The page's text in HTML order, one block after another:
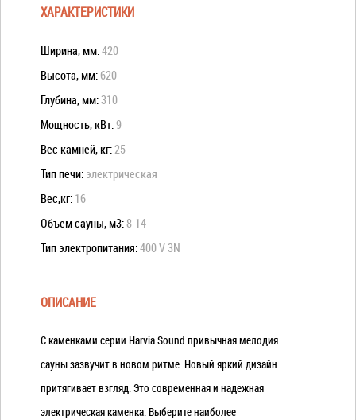
ХАРАКТЕРИСТИКИ
Ширина, мм:420
Высота, мм: 620
Глубина, мм:310
Мощность, кВт:9
Вес камней, кг:25
Тип печи:электрическая
Вес,кг: 16
Объем сауны, м3:8-14
Тип электропитания:400 V 3N
ОПИСАНИЕ
С каменками серии Harvia Sound привычная мелодия
сауны зазвучит в новом ритме. Новый яркий дизайн
притягивает взгляд. Это современная и надежная
электрическая каменка. Выберите наиболее